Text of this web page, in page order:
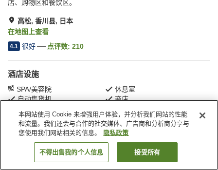
店、购物区和餐饮区。
高松, 香川县, 日本
在地图上查看
4.1 很好 点评数: 210
酒店设施
SPA/美容院
休息室
自动售货机
商店
首页 日本 香川县 高松 高松威贝斯饭店
搜索客房
本网站使用 Cookie 来增强用户体验，并分析我们网站的性能
和流量。我们还会与合作的社交媒体、广告商和分析商分享与
您使用我们网站相关的信息。
隐私政策
不得出售我的个人信息 接受所有